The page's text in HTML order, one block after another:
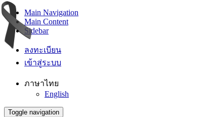
Main Navigation
Main Content
Sidebar
ลงทะเบียน
เข้าสู่ระบบ
ภาษาไทย
English
Toggle navigation